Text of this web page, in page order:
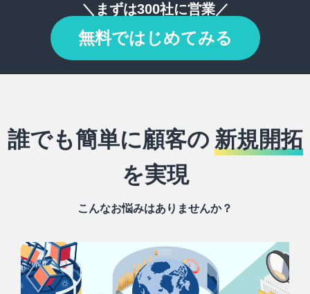
＼まずは300社に営業／
無料ではじめてみる
誰でも簡単に顧客の 新規開拓
を実現
こんなお悩みはありませんか？